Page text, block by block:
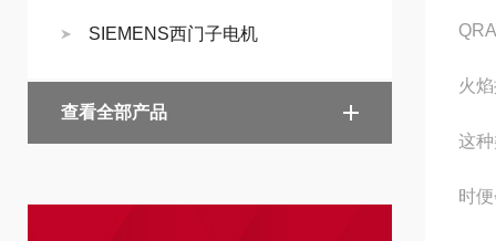
SIEMENS西门子电机
查看全部产品
火
这
时